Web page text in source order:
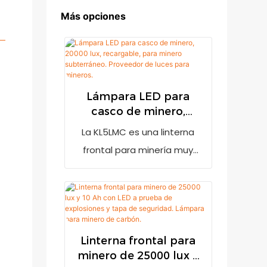
Más opciones
Lámpara LED para
casco de minero,
20000 lux, recargable,
subterráneo.
para mineros.
La KL5LMC es una linterna
frontal para minería muy
20000 lux. Cuenta con un
indicador de batería baja
para recordar al usuario que
debe recargarla cuando la
batería esté baja. Incorpora
Linterna frontal para
minero de 25000 lux y